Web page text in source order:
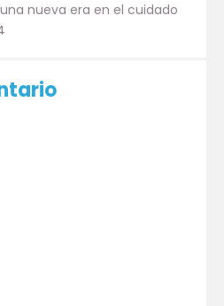
nueva era en el cuidado